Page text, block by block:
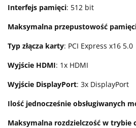
Interfejs pamięci: 512 bit
Maksymalna przepustowość
Typ złącza karty: PCI Express x16 5.0
Wyjście HDMI: 1x HDMI
Wyjście DisplayPort: 3x DisplayPort
Ilość jednocześnie obsługiwanych
Maksymalna rozdzielczość w trybie